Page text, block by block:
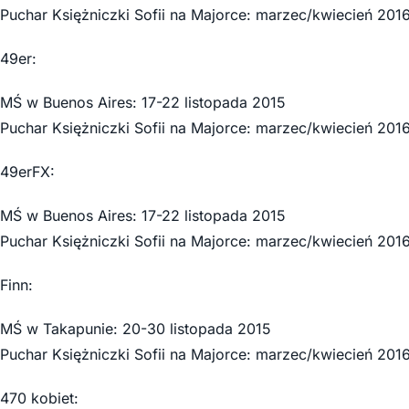
Puchar Księżniczki Sofii na Majorce: marzec/kwiecień 2016
49er:
MŚ w Buenos Aires: 17-22 listopada 2015
Puchar Księżniczki Sofii na Majorce: marzec/kwiecień 2016
49erFX:
MŚ w Buenos Aires: 17-22 listopada 2015
Puchar Księżniczki Sofii na Majorce: marzec/kwiecień 2016
Finn:
MŚ w Takapunie: 20-30 listopada 2015
Puchar Księżniczki Sofii na Majorce: marzec/kwiecień 2016
470 kobiet: